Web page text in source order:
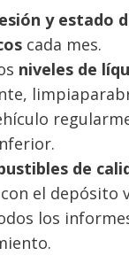
y estado
cada mes.
niveles de
de
el depósito
los